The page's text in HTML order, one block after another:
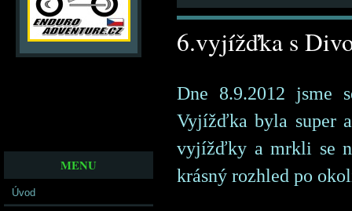
MENU
Úvod
6.vyjížďka s
Dne 8.9.2012 jsme
Vyjížďka byla super
vyjížďky a mrkli se
krásný rozhled po